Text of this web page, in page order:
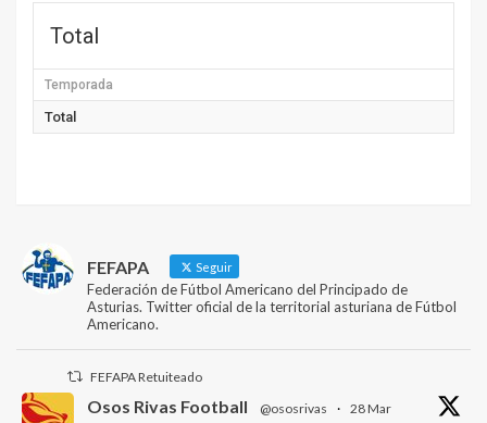
Total
Temporada
Total
FEFAPA Seguir
Federación de Fútbol Americano del Principado de
Asturias. Twitter oficial de la territorial asturiana de Fútbol
Americano.
FEFAPA Retuiteado
Osos Rivas Football @ososrivas · 28 Mar